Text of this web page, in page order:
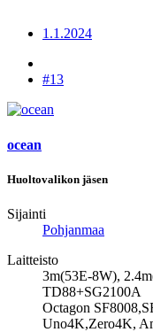
1.1.2024
#13
ocean
Huoltovalikon jäsen
Sijainti
Pohjanmaa
Laitteisto
3m(53E-8W),
TD88+SG2100A
Octagon
Uno4K,Zero4K,